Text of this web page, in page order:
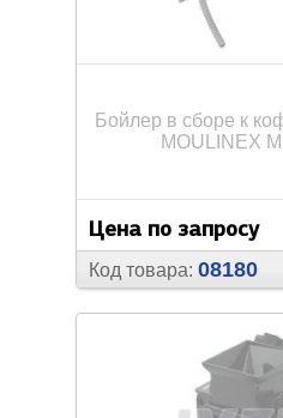
Бойлер в сборе к
MOULINEX
Цена по запросу
Код товара: 08180